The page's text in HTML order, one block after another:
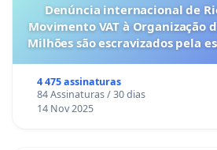
Denúncia internacional de
Movimento VAT à Organização
Milhões são escravizados pela
4 475 assinaturas
84 Assinaturas / 30 dias
14 Nov 2025